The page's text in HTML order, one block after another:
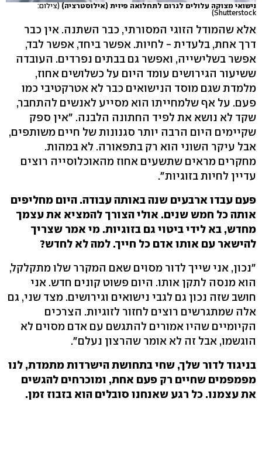
נישואי מצוקה עלולים לגרום לתחלואה פיזית (אילוסטרציה) (צילום:
Shutterstock)
אלא שהמודל הזוגי המסורתי, כבר השתנה. אין כבר
דרך אחת, בלעדית - לחיות. אפשר ביחד, אפשר לבד,
אפשר בשלישייה, ואפשר גם בבתים נפרדים. העובדה
ששיעור הגירושים עומד היום על כשלושים אחוז,
מלמדת שגם מוסד הנישואים כבר לא אטרקטיבי כמו
פעם. על אף שלמחייתו הוא מסייע לאנשים להתחבר,
שקד לא נושא את לפיד החתונה הלבנה. "אין ספק
שקיימים היום הרבה יותר סגנונות של חיים משותפים,
אבל עיקר השוני הוא רק בתפאורה. לא במהות.
מחקרים מראים שתשעים אחוז מהאוכלוסייה רוצים
עדיין לחיות בזוגיות".
פעם עבדו ארבעים שנה באותה עבודה. היום מחליפים
אותה כל חמש שנים. אולי הצורך להמציא את עצמך
מחדש, בא לידי ביטוי גם בזוגיות. מי אמר שצריך
להישאר עם אותו אדם כל חייך. למה לא לחדש?
"נכון, אני שייך לדור מסוים שאם המקרר שלו מתקלקל,
הוא מנסה לתקן אותו. היום פשוט קונים חדש. אני
חושב שזה נכון גם לגבי נישואים וגירושים. מצד שני, גם
אלה שמתגרשים רוצים לחזור לזוגיות. הצרכים
הקיומיים שהיו אמורים להתגשם עם אדם מסוים לא
הוגשמו, אבל זה לא אומר שהרצון נעלם".
בניגוד לדור שלך, שחי בתחושת הישרדות מתמדת, לנו
מפמפמים שחיים רק פעם אחת, ומוכרחים להגשים
את עצמנו. כל רגע שאנחנו סובלים הוא בזבוז זמן.